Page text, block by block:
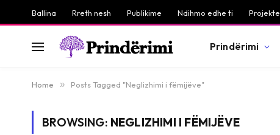
Ballina Rreth nesh Publikime Ndihmo edhe ti Projekte
Prindërimi
Home » Posts Tagged "Neglizhimi i fëmijëve"
BROWSING: NEGLIZHIMI I FËMIJËVE